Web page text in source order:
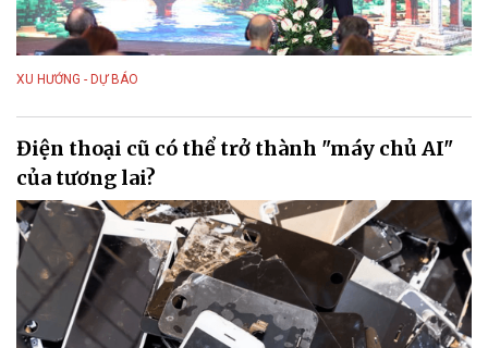
XU HƯỚNG - DỰ BÁO
Điện thoại cũ có thể trở thành "máy chủ AI"
của tương lai?